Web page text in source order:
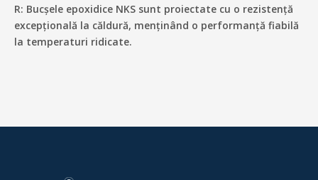
R: Bucșele epoxidice NKS sunt proiectate cu o rezistență
excepțională la căldură, menținând o performanță fiabilă
la temperaturi ridicate.